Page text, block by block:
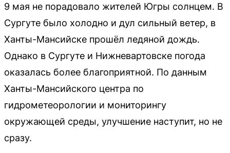
9 мая не порадовало жителей Югры солнцем. В
Сургуте было холодно и дул сильный ветер, в
Ханты-Мансийске прошёл ледяной дождь.
Однако в Сургуте и Нижневартовске погода
оказалась более благоприятной. По данным
Ханты-Мансийского центра по
гидрометеорологии и мониторингу
окружающей среды, улучшение наступит, но не
сразу.